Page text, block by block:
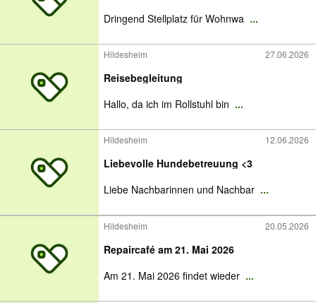
Dringend Stellplatz für Wohnwa ...
Hildesheim 27.06.2026
Reisebegleitung
Hallo, da ich im Rollstuhl bin ...
Hildesheim 12.06.2026
Liebevolle Hundebetreuung <3
Liebe Nachbarinnen und Nachbar ...
Hildesheim 20.05.2026
Repaircafé am 21. Mai 2026
Am 21. Mai 2026 findet wieder ...